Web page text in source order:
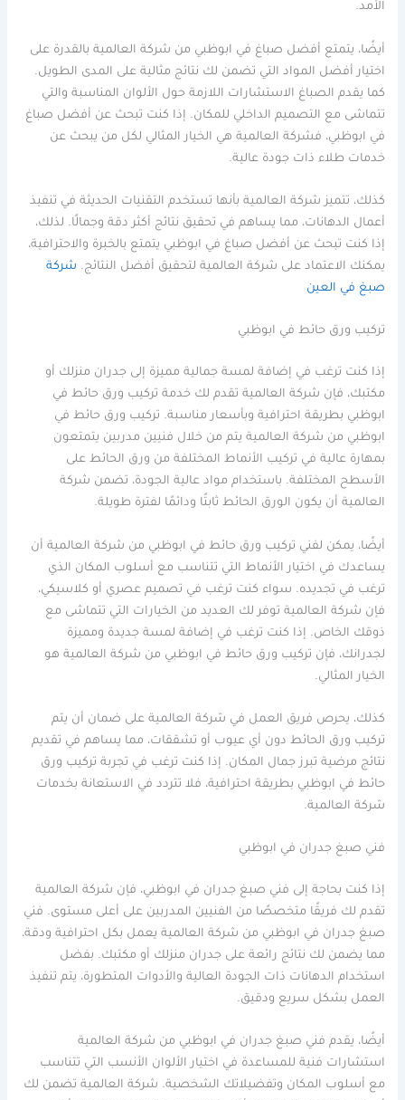
الأمد.
أيضًا، يتمتع أفضل صباغ في ابوظبي من شركة العالمية بالقدرة على
اختيار أفضل المواد التي تضمن لك نتائج مثالية على المدى الطويل.
كما يقدم الصباغ الاستشارات اللازمة حول الألوان المناسبة والتي
تتماشى مع التصميم الداخلي للمكان. إذا كنت تبحث عن أفضل صباغ
في ابوظبي، فشركة العالمية هي الخيار المثالي لكل من يبحث عن
خدمات طلاء ذات جودة عالية.
كذلك، تتميز شركة العالمية بأنها تستخدم التقنيات الحديثة في تنفيذ
أعمال الدهانات، مما يساهم في تحقيق نتائج أكثر دقة وجمالًا. لذلك،
إذا كنت تبحث عن أفضل صباغ في ابوظبي يتمتع بالخبرة والاحترافية،
يمكنك الاعتماد على شركة العالمية لتحقيق أفضل النتائج. شركة
صبغ في العين
تركيب ورق حائط في ابوظبي
إذا كنت ترغب في إضافة لمسة جمالية مميزة إلى جدران منزلك أو
مكتبك، فإن شركة العالمية تقدم لك خدمة تركيب ورق حائط في
ابوظبي بطريقة احترافية وبأسعار مناسبة. تركيب ورق حائط في
ابوظبي من شركة العالمية يتم من خلال فنيين مدربين يتمتعون
بمهارة عالية في تركيب الأنماط المختلفة من ورق الحائط على
الأسطح المختلفة. باستخدام مواد عالية الجودة، تضمن شركة
العالمية أن يكون الورق الحائط ثابتًا ودائمًا لفترة طويلة.
أيضًا، يمكن لفني تركيب ورق حائط في ابوظبي من شركة العالمية أن
يساعدك في اختيار الأنماط التي تتناسب مع أسلوب المكان الذي
ترغب في تجديده. سواء كنت ترغب في تصميم عصري أو كلاسيكي،
فإن شركة العالمية توفر لك العديد من الخيارات التي تتماشى مع
ذوقك الخاص. إذا كنت ترغب في إضافة لمسة جديدة ومميزة
لجدرانك، فإن تركيب ورق حائط في ابوظبي من شركة العالمية هو
الخيار المثالي.
كذلك، يحرص فريق العمل في شركة العالمية على ضمان أن يتم
تركيب ورق الحائط دون أي عيوب أو تشققات، مما يساهم في تقديم
نتائج مرضية تبرز جمال المكان. إذا كنت ترغب في تجربة تركيب ورق
حائط في ابوظبي بطريقة احترافية، فلا تتردد في الاستعانة بخدمات
شركة العالمية.
فني صبغ جدران في ابوظبي
إذا كنت بحاجة إلى فني صبغ جدران في ابوظبي، فإن شركة العالمية
تقدم لك فريقًا متخصصًا من الفنيين المدربين على أعلى مستوى. فني
صبغ جدران في ابوظبي من شركة العالمية يعمل بكل احترافية ودقة،
مما يضمن لك نتائج رائعة على جدران منزلك أو مكتبك. بفضل
استخدام الدهانات ذات الجودة العالية والأدوات المتطورة، يتم تنفيذ
العمل بشكل سريع ودقيق.
أيضًا، يقدم فني صبغ جدران في ابوظبي من شركة العالمية
استشارات فنية للمساعدة في اختيار الألوان الأنسب التي تتناسب
مع أسلوب المكان وتفضيلاتك الشخصية. شركة العالمية تضمن لك